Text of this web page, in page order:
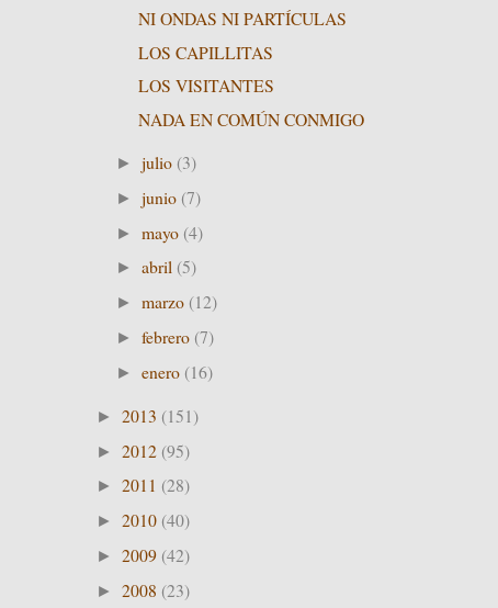
NI ONDAS NI PARTÍCULAS
LOS CAPILLITAS
LOS VISITANTES
NADA EN COMÚN CONMIGO
►julio (3)
►junio (7)
►mayo (4)
►abril (5)
►marzo (12)
►febrero (7)
►enero (16)
► 2013 (151)
► 2012 (95)
► 2011 (28)
► 2010 (40)
► 2009 (42)
► 2008 (23)